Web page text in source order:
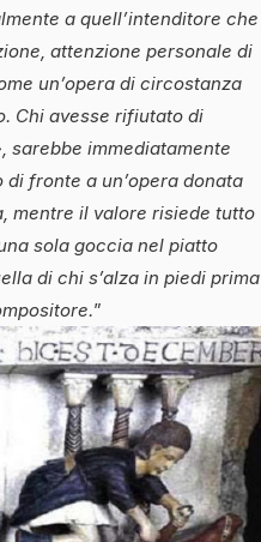
a quell’intenditore che
attenzione personale di
un’opera di circostanza
Chi avesse rifiutato di
sarebbe immediatamente
fronte a un’opera donata
mentre il valore risiede tutto
sola goccia nel piatto
di chi s’alza in piedi prima
”